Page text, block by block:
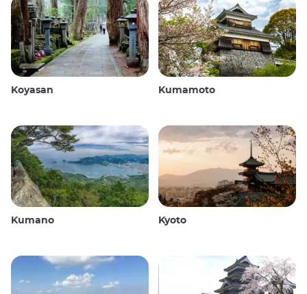
Koyasan Kumamoto
Kumano Kyoto